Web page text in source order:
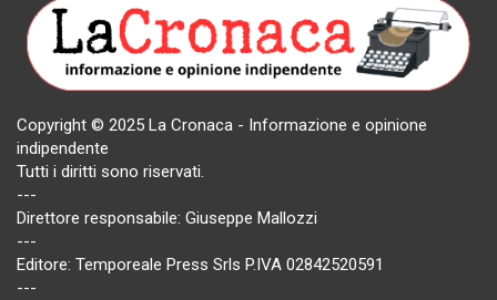
Copyright © 2025 La Cronaca - Informazione e opinione
indipendente
Tutti i diritti sono riservati.
---
Direttore responsabile: Giuseppe Mallozzi
---
Editore: Temporeale Press Srls P.IVA 02842520591
---